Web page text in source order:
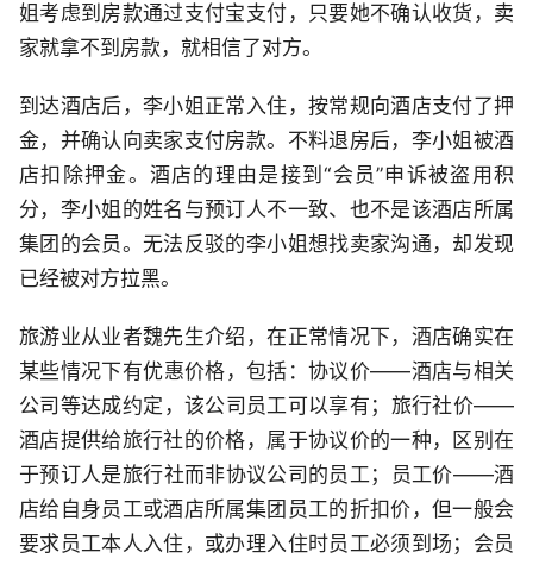
姐考虑到房款通过支付宝支付，只要她不确认收货，卖
家就拿不到房款，就相信了对方。
到达酒店后，李小姐正常入住，按常规向酒店支付了押
金，并确认向卖家支付房款。不料退房后，李小姐被酒
店扣除押金。酒店的理由是接到“会员”申诉被盗用积
分，李小姐的姓名与预订人不一致、也不是该酒店所属
集团的会员。无法反驳的李小姐想找卖家沟通，却发现
已经被对方拉黑。
旅游业从业者魏先生介绍，在正常情况下，酒店确实在
某些情况下有优惠价格，包括：协议价——酒店与相关
公司等达成约定，该公司员工可以享有；旅行社价——
酒店提供给旅行社的价格，属于协议价的一种，区别在
于预订人是旅行社而非协议公司的员工；员工价——酒
店给自身员工或酒店所属集团员工的折扣价，但一般会
要求员工本人入住，或办理入住时员工必须到场；会员